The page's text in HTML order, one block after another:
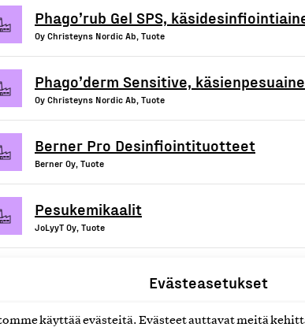
Evästeasetukset
käyttää evästeitä. Evästeet auttavat meitä
Phago’rub Gel SPS,
Oy Christeyns Nordic Ab, Tuote
Phago’derm Sensitive, käsienpesuaine
Oy Christeyns Nordic Ab, Tuote
Berner Pro Desinfiointituotteet
Berner Oy, Tuote
Pesukemikaalit
JoLyyT Oy, Tuote